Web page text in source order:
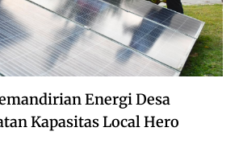
Energi Desa
Kapasitas Local Hero